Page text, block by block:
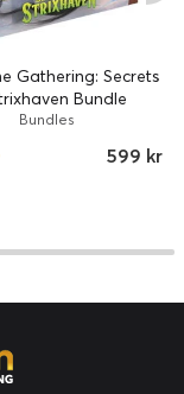
Gathering: Secrets
Bundle
Bundles
599 kr